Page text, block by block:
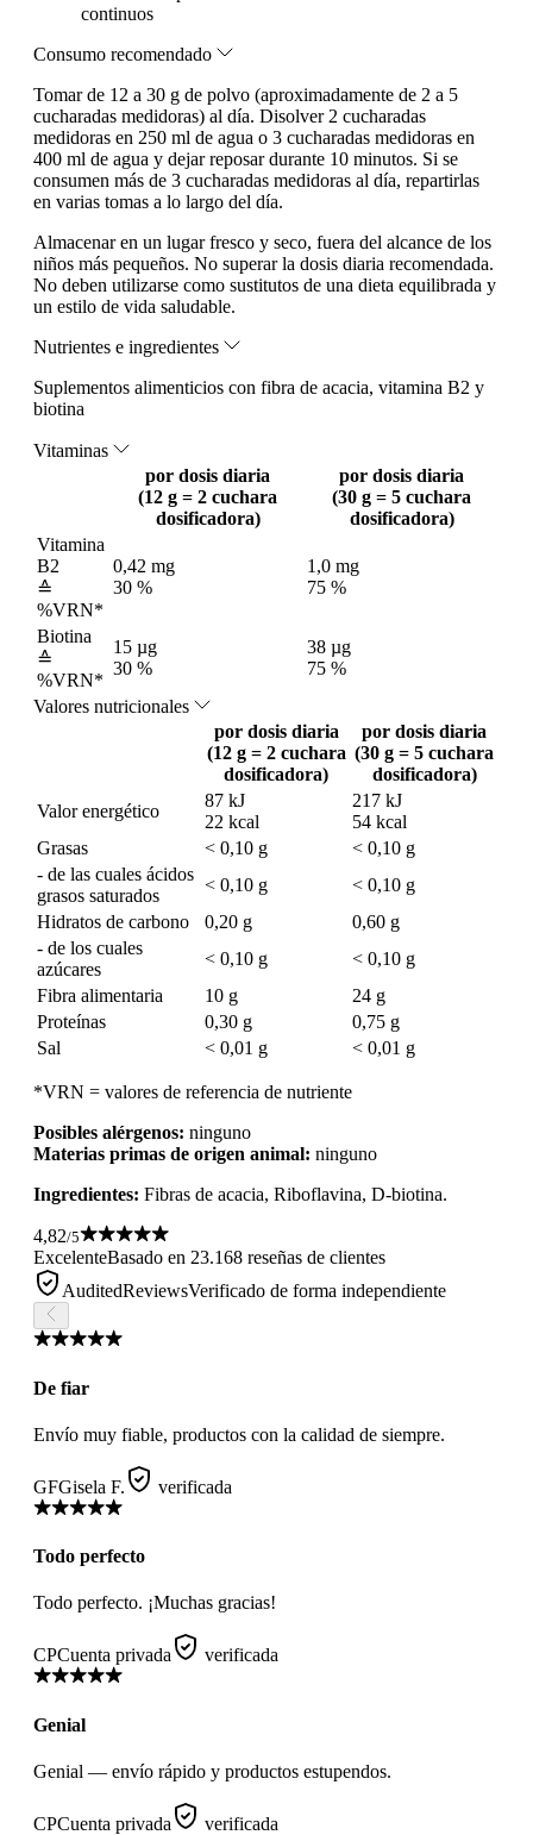
continuos
Consumo recomendado
Tomar de 12 a 30 g de polvo (aproximadamente de 2 a 5
cucharadas medidoras) al día. Disolver 2 cucharadas
medidoras en 250 ml de agua o 3 cucharadas medidoras en
400 ml de agua y dejar reposar durante 10 minutos. Si se
consumen más de 3 cucharadas medidoras al día, repartirlas
en varias tomas a lo largo del día.
Almacenar en un lugar fresco y seco, fuera del alcance de los
niños más pequeños. No superar la dosis diaria recomendada.
No deben utilizarse como sustitutos de una dieta equilibrada y
un estilo de vida saludable.
Nutrientes e ingredientes
Suplementos alimenticios con fibra de acacia, vitamina B2 y
biotina
Vitaminas
por dosis diaria
(12 g = 2 cuchara
dosificadora)
por dosis diaria
(30 g = 5 cuchara
dosificadora)
Vitamina
B2
≙
%VRN*
0,42 mg
30 %
1,0 mg
75 %
Biotina
≙
%VRN*
15 µg
30 %
38 µg
75 %
Valores nutricionales
por dosis diaria
(12 g = 2 cuchara
dosificadora)
por dosis diaria
(30 g = 5 cuchara
dosificadora)
Valor energético
87 kJ
22 kcal
217 kJ
54 kcal
Grasas
< 0,10 g
< 0,10 g
- de las cuales ácidos
grasos saturados
< 0,10 g
< 0,10 g
Hidratos de carbono
0,20 g
0,60 g
- de los cuales
azúcares
< 0,10 g
< 0,10 g
Fibra alimentaria
10 g
24 g
Proteínas
0,30 g
0,75 g
Sal
< 0,01 g < 0,01 g
*VRN = valores de referencia de nutriente
Posibles alérgenos: ninguno
Materias primas de origen animal: ninguno
Ingredientes: Fibras de acacia, Riboflavina, D-biotina.
4,82/5
ExcelenteBasado en 23.168 reseñas de clientes
AuditedReviewsVerificado de forma independiente
De fiar
Envío muy fiable, productos con la calidad de siempre.
GFGisela F. verificada
Todo perfecto
Todo perfecto. ¡Muchas gracias!
CPCuenta privada verificada
Genial
Genial — envío rápido y productos estupendos.
CPCuenta privada verificada